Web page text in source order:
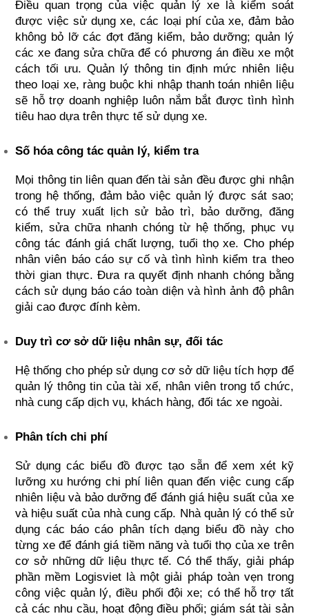
Điều quan trọng của việc quản lý xe là kiểm soát
được việc sử dụng xe, các loại phí của xe, đảm bảo
không bỏ lỡ các đợt đăng kiểm, bảo dưỡng; quản lý
các xe đang sửa chữa để có phương án điều xe một
cách tối ưu. Quản lý thông tin định mức nhiên liệu
theo loại xe, ràng buộc khi nhập thanh toán nhiên liệu
sẽ hỗ trợ doanh nghiệp luôn nắm bắt được tình hình
tiêu hao dựa trên thực tế sử dụng xe.
Số hóa công tác quản lý, kiểm tra
Mọi thông tin liên quan đến tài sản đều được ghi nhận
trong hệ thống, đảm bảo việc quản lý được sát sao;
có thể truy xuất lịch sử bảo trì, bảo dưỡng, đăng
kiểm, sửa chữa nhanh chóng từ hệ thống, phục vụ
công tác đánh giá chất lượng, tuổi thọ xe. Cho phép
nhân viên báo cáo sự cố và tình hình kiểm tra theo
thời gian thực. Đưa ra quyết định nhanh chóng bằng
cách sử dụng báo cáo toàn diện và hình ảnh độ phân
giải cao được đính kèm.
Duy trì cơ sở dữ liệu nhân sự, đối tác
Hệ thống cho phép sử dụng cơ sở dữ liệu tích hợp để
quản lý thông tin của tài xế, nhân viên trong tổ chức,
nhà cung cấp dịch vụ, khách hàng, đối tác xe ngoài.
Phân tích chi phí
Sử dụng các biểu đồ được tạo sẵn để xem xét kỹ
lưỡng xu hướng chi phí liên quan đến việc cung cấp
nhiên liệu và bảo dưỡng để đánh giá hiệu suất của xe
và hiệu suất của nhà cung cấp. Nhà quản lý có thể sử
dụng các báo cáo phân tích dạng biểu đồ này cho
từng xe để đánh giá tiềm năng và tuổi thọ của xe trên
cơ sở những dữ liệu thực tế. Có thể thấy, giải pháp
phần mềm Logisviet là một giải pháp toàn vẹn trong
công việc quản lý, điều phối đội xe; có thể hỗ trợ tất
cả các nhu cầu, hoạt động điều phối; giám sát tài sản